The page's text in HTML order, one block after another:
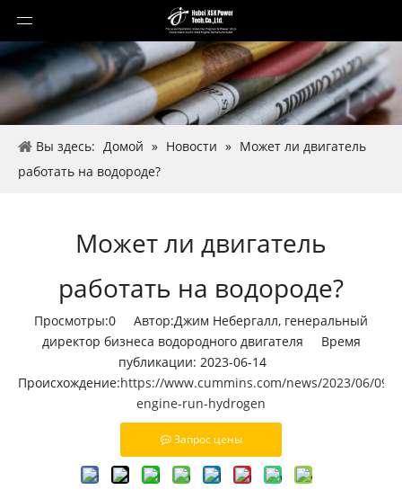
Вы здесь: Домой » Новости » Может ли двигатель
работать на водороде?
Может ли двигатель
работать на водороде?
Просмотры:0 Автор:Джим Небергалл, генеральный
директор бизнеса водородного двигателя Время
публикации: 2023-06-14
Происхождение:https://www.cummins.com/news/2023/06/09/
engine-run-hydrogen
Запрос цены